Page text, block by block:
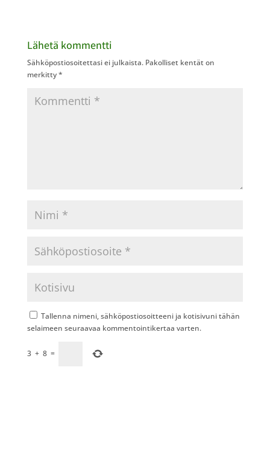
Lähetä kommentti
Sähköpostiosoitettasi ei julkaista. Pakolliset kentät on
merkitty*
Tallenna nimeni, sähköpostiosoitteeni ja kotisivuni tähän
selaimeen seuraavaa kommentointikertaa varten.
3 + 8 =